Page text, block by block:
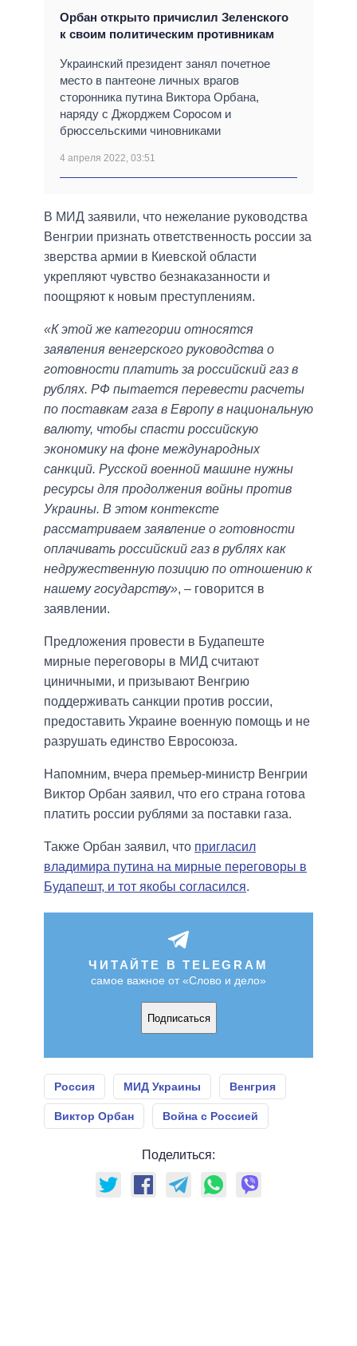
Орбан открыто причислил Зеленского
к своим политическим противникам
Украинский президент занял почетное
место в пантеоне личных врагов
сторонника путина Виктора Орбана,
наряду с Джорджем Соросом и
брюссельскими чиновниками
4 апреля 2022, 03:51
В МИД заявили, что нежелание руководства
Венгрии признать ответственность россии за
зверства армии в Киевской области
укрепляют чувство безнаказанности и
поощряют к новым преступлениям.
«К этой же категории относятся
заявления венгерского руководства о
готовности платить за российский газ в
рублях. РФ пытается перевести расчеты
по поставкам газа в Европу в национальную
валюту, чтобы спасти российскую
экономику на фоне международных
санкций. Русской военной машине нужны
ресурсы для продолжения войны против
Украины. В этом контексте
рассматриваем заявление о готовности
оплачивать российский газ в рублях как
недружественную позицию по отношению к
нашему государству», – говорится в
заявлении.
Предложения провести в Будапеште
мирные переговоры в МИД считают
циничными, и призывают Венгрию
поддерживать санкции против россии,
предоставить Украине военную помощь и не
разрушать единство Евросоюза.
Напомним, вчера премьер-министр Венгрии
Виктор Орбан заявил, что его страна готова
платить россии рублями за поставки газа.
Также Орбан заявил, что пригласил
владимира путина на мирные переговоры в
Будапешт, и тот якобы согласился.
ЧИТАЙТЕ В TELEGRAM
самое важное от «Слово и дело»
Подписаться
Россия МИД Украины Венгрия
Виктор Орбан Война с Россией
Поделиться: